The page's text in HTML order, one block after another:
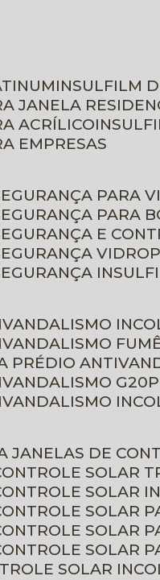
INSULFILM
JANELA
ACRÍLICO
EMPRESAS
PARA
PARA
E
VIDRO
PRÉDIO
G20
JANELAS DE
SOLAR
SOLAR
SOLAR
SOLAR
SOLAR
SOLAR